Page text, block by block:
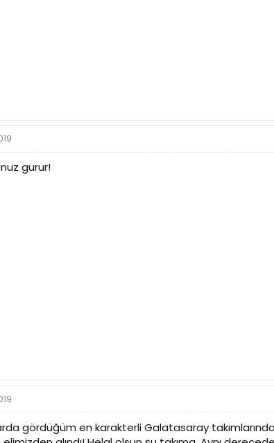
gurur!
gördüğüm en karakterli Galatasaray